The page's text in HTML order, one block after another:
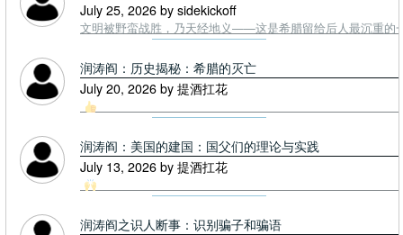
July 25, 2026 by sidekickoff
文明被野蛮战胜，乃天经地义——这是希腊留给后人最沉重的
润涛阎：历史揭秘：希腊的灭亡
July 20, 2026 by 提酒扛花
润涛阎：美国的建国：国父们的理论与实践
July 13, 2026 by 提酒扛花
润涛阎之识人断事：识别骗子和骗语